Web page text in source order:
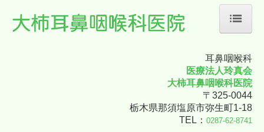
耳鼻咽喉科
医療法人玲真会
大柿耳鼻咽喉科医院
〒325-0044
栃木県那須塩原市弥生町1-18
TEL： 0287-62-8741